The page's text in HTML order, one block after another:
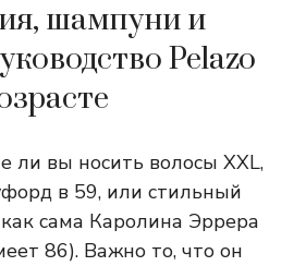
шампуни и
Pelazo
ли вы носить волосы XXL,
в 59, или стильный
сама Каролина Эррера
86). Важно то, что он